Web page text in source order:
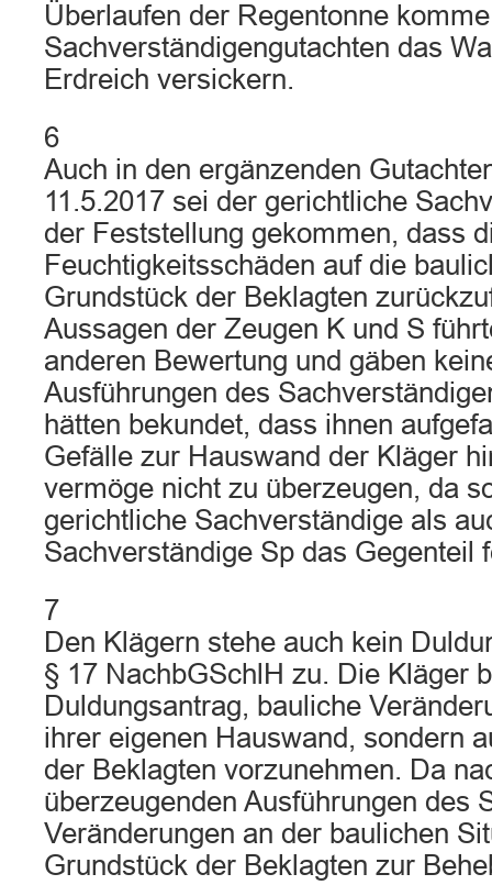
Überlaufen der Regentonne
Sachverständigengutachten das
Erdreich versickern.
6
Auch in den ergänzenden
11.5.2017 sei der gerichtliche
der Feststellung gekommen, dass
Feuchtigkeitsschäden auf die
Grundstück der Beklagten
Aussagen der Zeugen K und S
anderen Bewertung und gäben
Ausführungen des
hätten bekundet, dass ihnen
Gefälle zur Hauswand der Kläger
vermöge nicht zu überzeugen, da
gerichtliche Sachverständige als
Sachverständige Sp das Gegenteil
7
Den Klägern stehe auch kein
§ 17 NachbGSchlH zu. Die Kläger
Duldungsantrag, bauliche
ihrer eigenen Hauswand, sondern
der Beklagten vorzunehmen. Da
überzeugenden Ausführungen des
Veränderungen an der baulichen
Grundstück der Beklagten zur